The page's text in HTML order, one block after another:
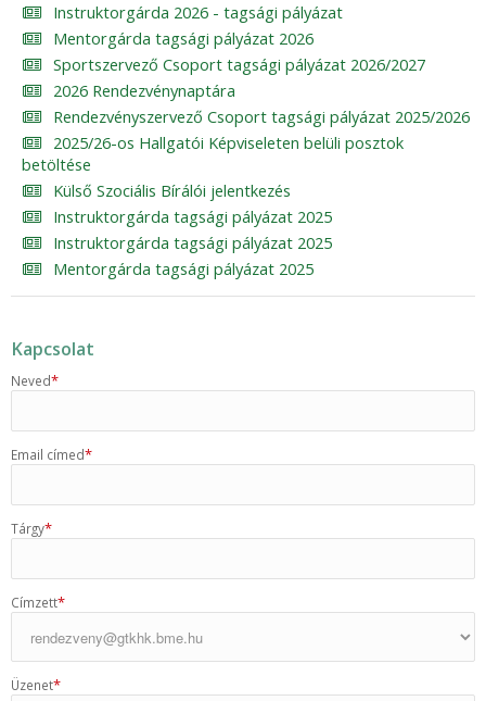
Instruktorgárda 2026 - tagsági pályázat
Mentorgárda tagsági pályázat 2026
Sportszervező Csoport tagsági pályázat 2026/2027
2026 Rendezvénynaptára
Rendezvényszervező Csoport tagsági pályázat 2025/2026
2025/26-os Hallgatói Képviseleten belüli posztok
betöltése
Külső Szociális Bírálói jelentkezés
Instruktorgárda tagsági pályázat 2025
Instruktorgárda tagsági pályázat 2025
Mentorgárda tagsági pályázat 2025
Kapcsolat
Neved*
Email címed*
Tárgy*
Címzett*
Üzenet*